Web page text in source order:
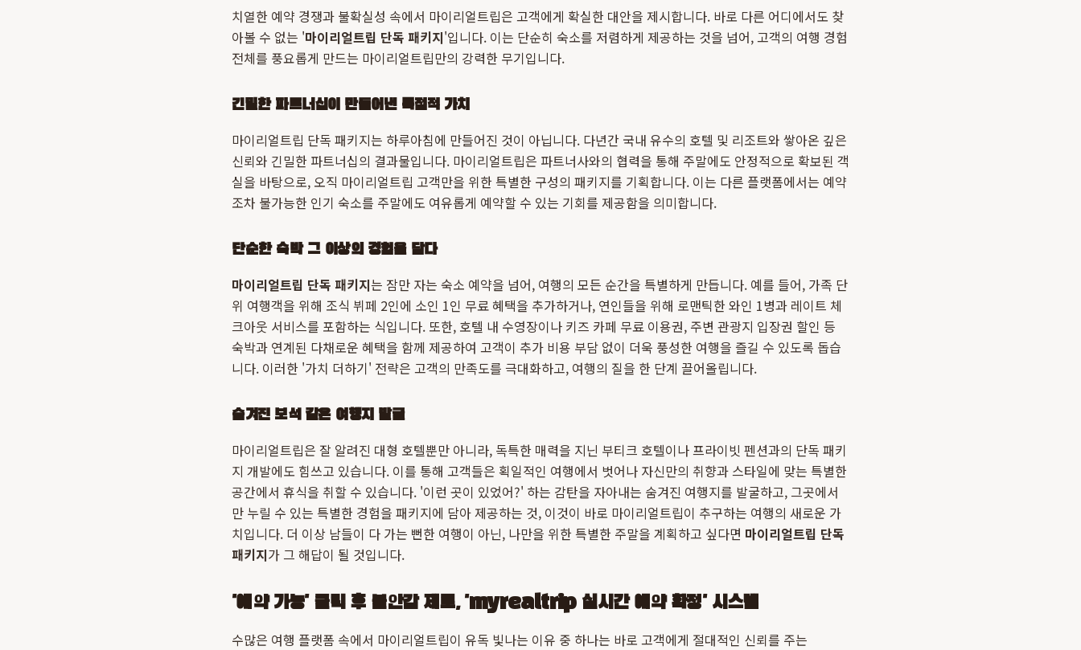
치열한 예약 경쟁과 불확실성 속에서 마이리얼트립은 고객에게 확실한 대안을 제시합니다. 바로 다른 어디에서도 찾
아볼 수 없는 '마이리얼트립 단독 패키지'입니다. 이는 단순히 숙소를 저렴하게 제공하는 것을 넘어, 고객의 여행 경험
전체를 풍요롭게 만드는 마이리얼트립만의 강력한 무기입니다.
긴밀한 파트너십이 만들어낸 독점적 가치
마이리얼트립 단독 패키지는 하루아침에 만들어진 것이 아닙니다. 다년간 국내 유수의 호텔 및 리조트와 쌓아온 깊은
신뢰와 긴밀한 파트너십의 결과물입니다. 마이리얼트립은 파트너사와의 협력을 통해 주말에도 안정적으로 확보된 객
실을 바탕으로, 오직 마이리얼트립 고객만을 위한 특별한 구성의 패키지를 기획합니다. 이는 다른 플랫폼에서는 예약
조차 불가능한 인기 숙소를 주말에도 여유롭게 예약할 수 있는 기회를 제공함을 의미합니다.
단순한 숙박 그 이상의 경험을 담다
마이리얼트립 단독 패키지는 잠만 자는 숙소 예약을 넘어, 여행의 모든 순간을 특별하게 만듭니다. 예를 들어, 가족 단
위 여행객을 위해 조식 뷔페 2인에 소인 1인 무료 혜택을 추가하거나, 연인들을 위해 로맨틱한 와인 1병과 레이트 체
크아웃 서비스를 포함하는 식입니다. 또한, 호텔 내 수영장이나 키즈 카페 무료 이용권, 주변 관광지 입장권 할인 등
숙박과 연계된 다채로운 혜택을 함께 제공하여 고객이 추가 비용 부담 없이 더욱 풍성한 여행을 즐길 수 있도록 돕습
니다. 이러한 '가치 더하기' 전략은 고객의 만족도를 극대화하고, 여행의 질을 한 단계 끌어올립니다.
숨겨진 보석 같은 여행지 발굴
마이리얼트립은 잘 알려진 대형 호텔뿐만 아니라, 독특한 매력을 지닌 부티크 호텔이나 프라이빗 펜션과의 단독 패키
지 개발에도 힘쓰고 있습니다. 이를 통해 고객들은 획일적인 여행에서 벗어나 자신만의 취향과 스타일에 맞는 특별한
공간에서 휴식을 취할 수 있습니다. '이런 곳이 있었어?' 하는 감탄을 자아내는 숨겨진 여행지를 발굴하고, 그곳에서
만 누릴 수 있는 특별한 경험을 패키지에 담아 제공하는 것, 이것이 바로 마이리얼트립이 추구하는 여행의 새로운 가
치입니다. 더 이상 남들이 다 가는 뻔한 여행이 아닌, 나만을 위한 특별한 주말을 계획하고 싶다면 마이리얼트립 단독
패키지가 그 해답이 될 것입니다.
'예약 가능' 클릭 후 불안감 제로, 'myrealtrip 실시간 예약 확정' 시스템
수많은 여행 플랫폼 속에서 마이리얼트립이 유독 빛나는 이유 중 하나는 바로 고객에게 절대적인 신뢰를 주는